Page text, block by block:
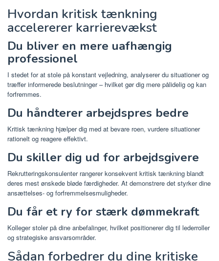
Hvordan kritisk tænkning
accelererer karrierevækst
Du bliver en mere uafhængig
professionel
I stedet for at stole på konstant vejledning, analyserer du situationer og
træffer informerede beslutninger – hvilket gør dig mere pålidelig og kan
forfremmes.
Du håndterer arbejdspres bedre
Kritisk tænkning hjælper dig med at bevare roen, vurdere situationer
rationelt og reagere effektivt.
Du skiller dig ud for arbejdsgivere
Rekrutteringskonsulenter rangerer konsekvent kritisk tænkning blandt
deres mest ønskede bløde færdigheder. At demonstrere det styrker dine
ansættelses- og forfremmelsesmuligheder.
Du får et ry for stærk dømmekraft
Kolleger stoler på dine anbefalinger, hvilket positionerer dig til lederroller
og strategiske ansvarsområder.
Sådan forbedrer du dine kritiske